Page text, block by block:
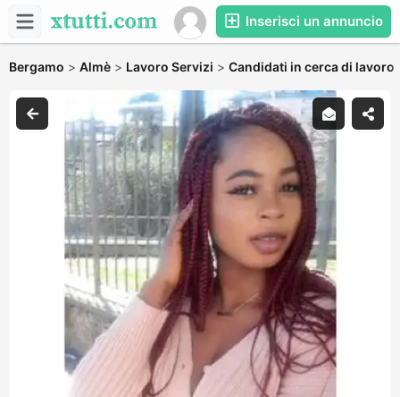
Inserisci un annuncio
Bergamo > Almè > Lavoro Servizi > Candidati in cerca di lavoro